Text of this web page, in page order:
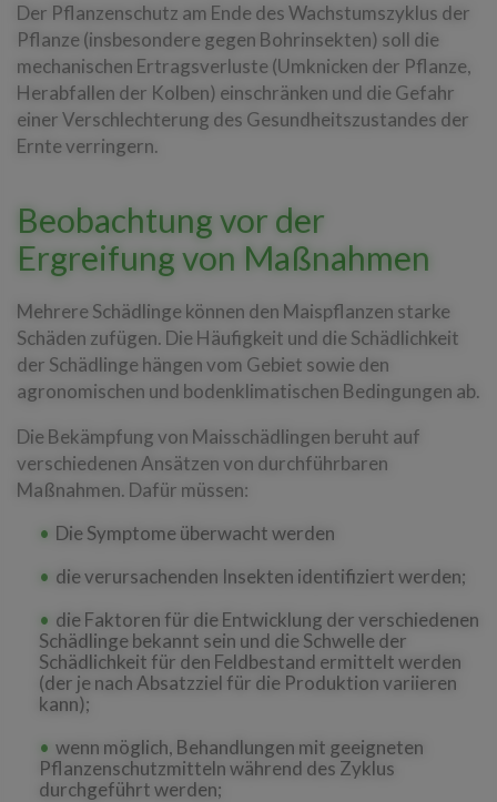
Der Pflanzenschutz am Ende des Wachstumszyklus der
Pflanze (insbesondere gegen Bohrinsekten) soll die
mechanischen Ertragsverluste (Umknicken der Pflanze,
Herabfallen der Kolben) einschränken und die Gefahr
einer Verschlechterung des Gesundheitszustandes der
Ernte verringern.
Beobachtung vor der
Ergreifung von Maßnahmen
Mehrere Schädlinge können den Maispflanzen starke
Schäden zufügen. Die Häufigkeit und die Schädlichkeit
der Schädlinge hängen vom Gebiet sowie den
agronomischen und bodenklimatischen Bedingungen ab.
Die Bekämpfung von Maisschädlingen beruht auf
verschiedenen Ansätzen von durchführbaren
Maßnahmen. Dafür müssen:
Die Symptome überwacht werden
die verursachenden Insekten identifiziert werden;
die Faktoren für die Entwicklung der verschiedenen
Schädlinge bekannt sein und die Schwelle der
Schädlichkeit für den Feldbestand ermittelt werden
(der je nach Absatzziel für die Produktion variieren
kann);
wenn möglich, Behandlungen mit geeigneten
Pflanzenschutzmitteln während des Zyklus
durchgeführt werden;